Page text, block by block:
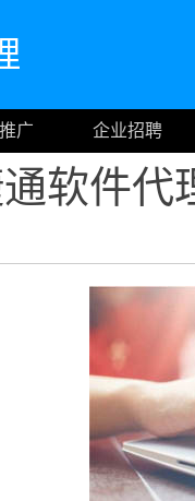
广 企业招聘
软件代